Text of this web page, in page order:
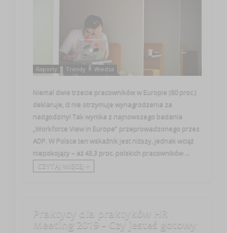
Raporty Trendy Wiedza
Niemal dwie trzecie pracowników w Europie (60 proc.)
deklaruje, iż nie otrzymuje wynagrodzenia za
nadgodziny! Tak wynika z najnowszego badania
„Workforce View in Europe” przeprowadzonego przez
ADP. W Polsce ten wskaźnik jest niższy, jednak wciąż
niepokojący – aż 43,3 proc. polskich pracowników ...
CZYTAJ WIĘCEJ +
Praktycy dla praktyków HR
Meeting 2019 – Czy jesteś gotowy